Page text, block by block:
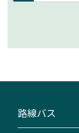
路線バス